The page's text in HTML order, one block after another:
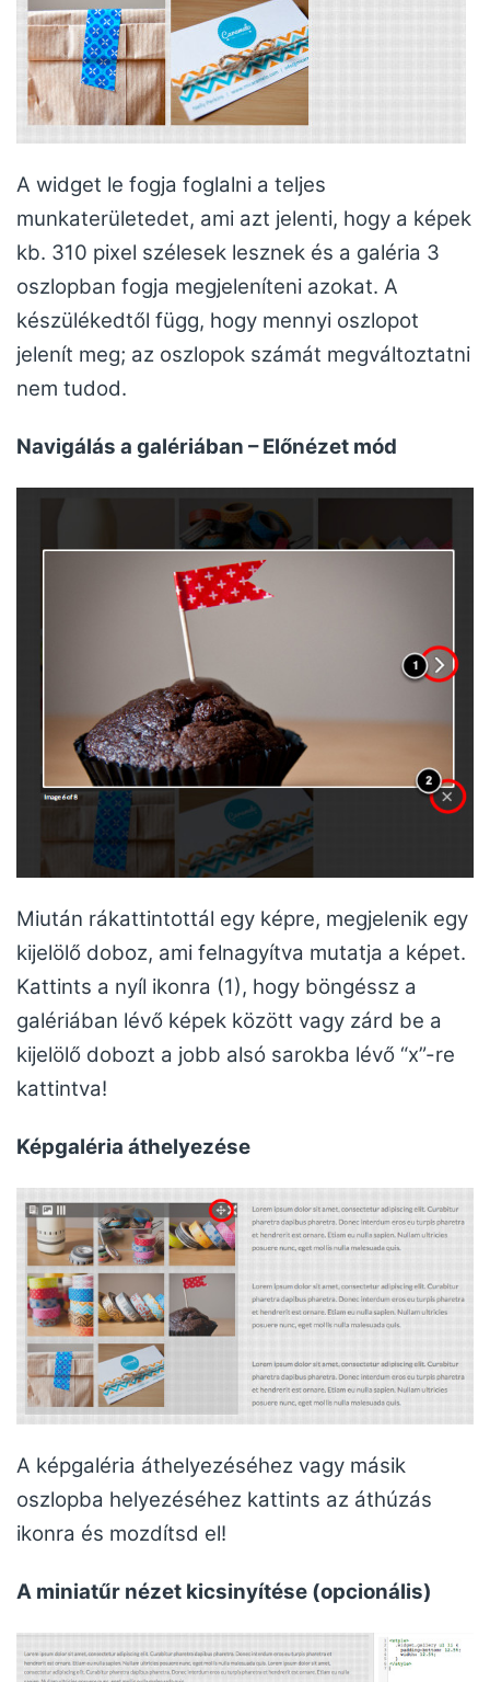
A widget le fogja foglalni a teljes
munkaterületedet, ami azt jelenti, hogy a képek
kb. 310 pixel szélesek lesznek és a galéria 3
oszlopban fogja megjeleníteni azokat. A
készülékedtől függ, hogy mennyi oszlopot
jelenít meg; az oszlopok számát megváltoztatni
nem tudod.
Navigálás a galériában – Előnézet mód
Miután rákattintottál egy képre, megjelenik egy
kijelölő doboz, ami felnagyítva mutatja a képet.
Kattints a nyíl ikonra (1), hogy böngéssz a
galériában lévő képek között vagy zárd be a
kijelölő dobozt a jobb alsó sarokba lévő “x”-re
kattintva!
Képgaléria áthelyezése
A képgaléria áthelyezéséhez vagy másik
oszlopba helyezéséhez kattints az áthúzás
ikonra és mozdítsd el!
A miniatűr nézet kicsinyítése (opcionális)